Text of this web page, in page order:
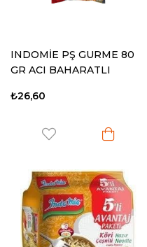
INDOMİE PŞ GURME 80
GR ACI BAHARATLI
₺26,60